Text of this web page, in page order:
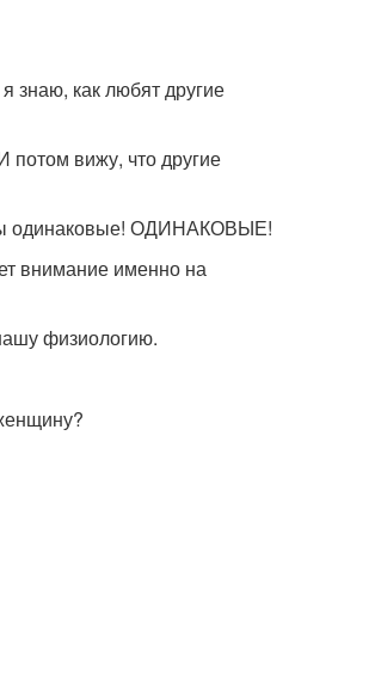
знаю, как любят другие
вижу, что другие
мы одинаковые! ОДИНАКОВЫЕ!
внимание именно на
физиологию.